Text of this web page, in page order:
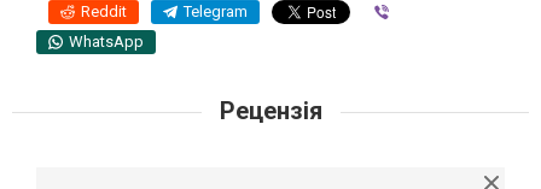
Reddit Telegram
WhatsApp
Рецензія